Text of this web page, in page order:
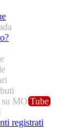
MO Tube
registrati